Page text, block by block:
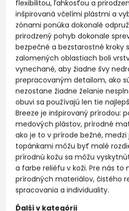
flexibilitou, ľahkosťou a
inšpirovaná včelími plástmi a
zónami ponúka dokonalé
prirodzený pohyb dokonale
bezpečné a bezstarostné kroky
zalomených oblastiach boli
vynechané, aby žiadne švy
prepracovaným detailom, ako
nezostane žiadne želanie
obuvi sa používajú len tie
Breeze je inšpirovaný prírodou:
medových plástov, prírodné
ako je to v prírode bežné,
topánkami môžu byť malé
prírodnú kožu sa môžu
a farbe reliéfu v koži. Pre nás to
prírodných materiálov, čistého
spracovania a individuality.
Ďalší v kategórii